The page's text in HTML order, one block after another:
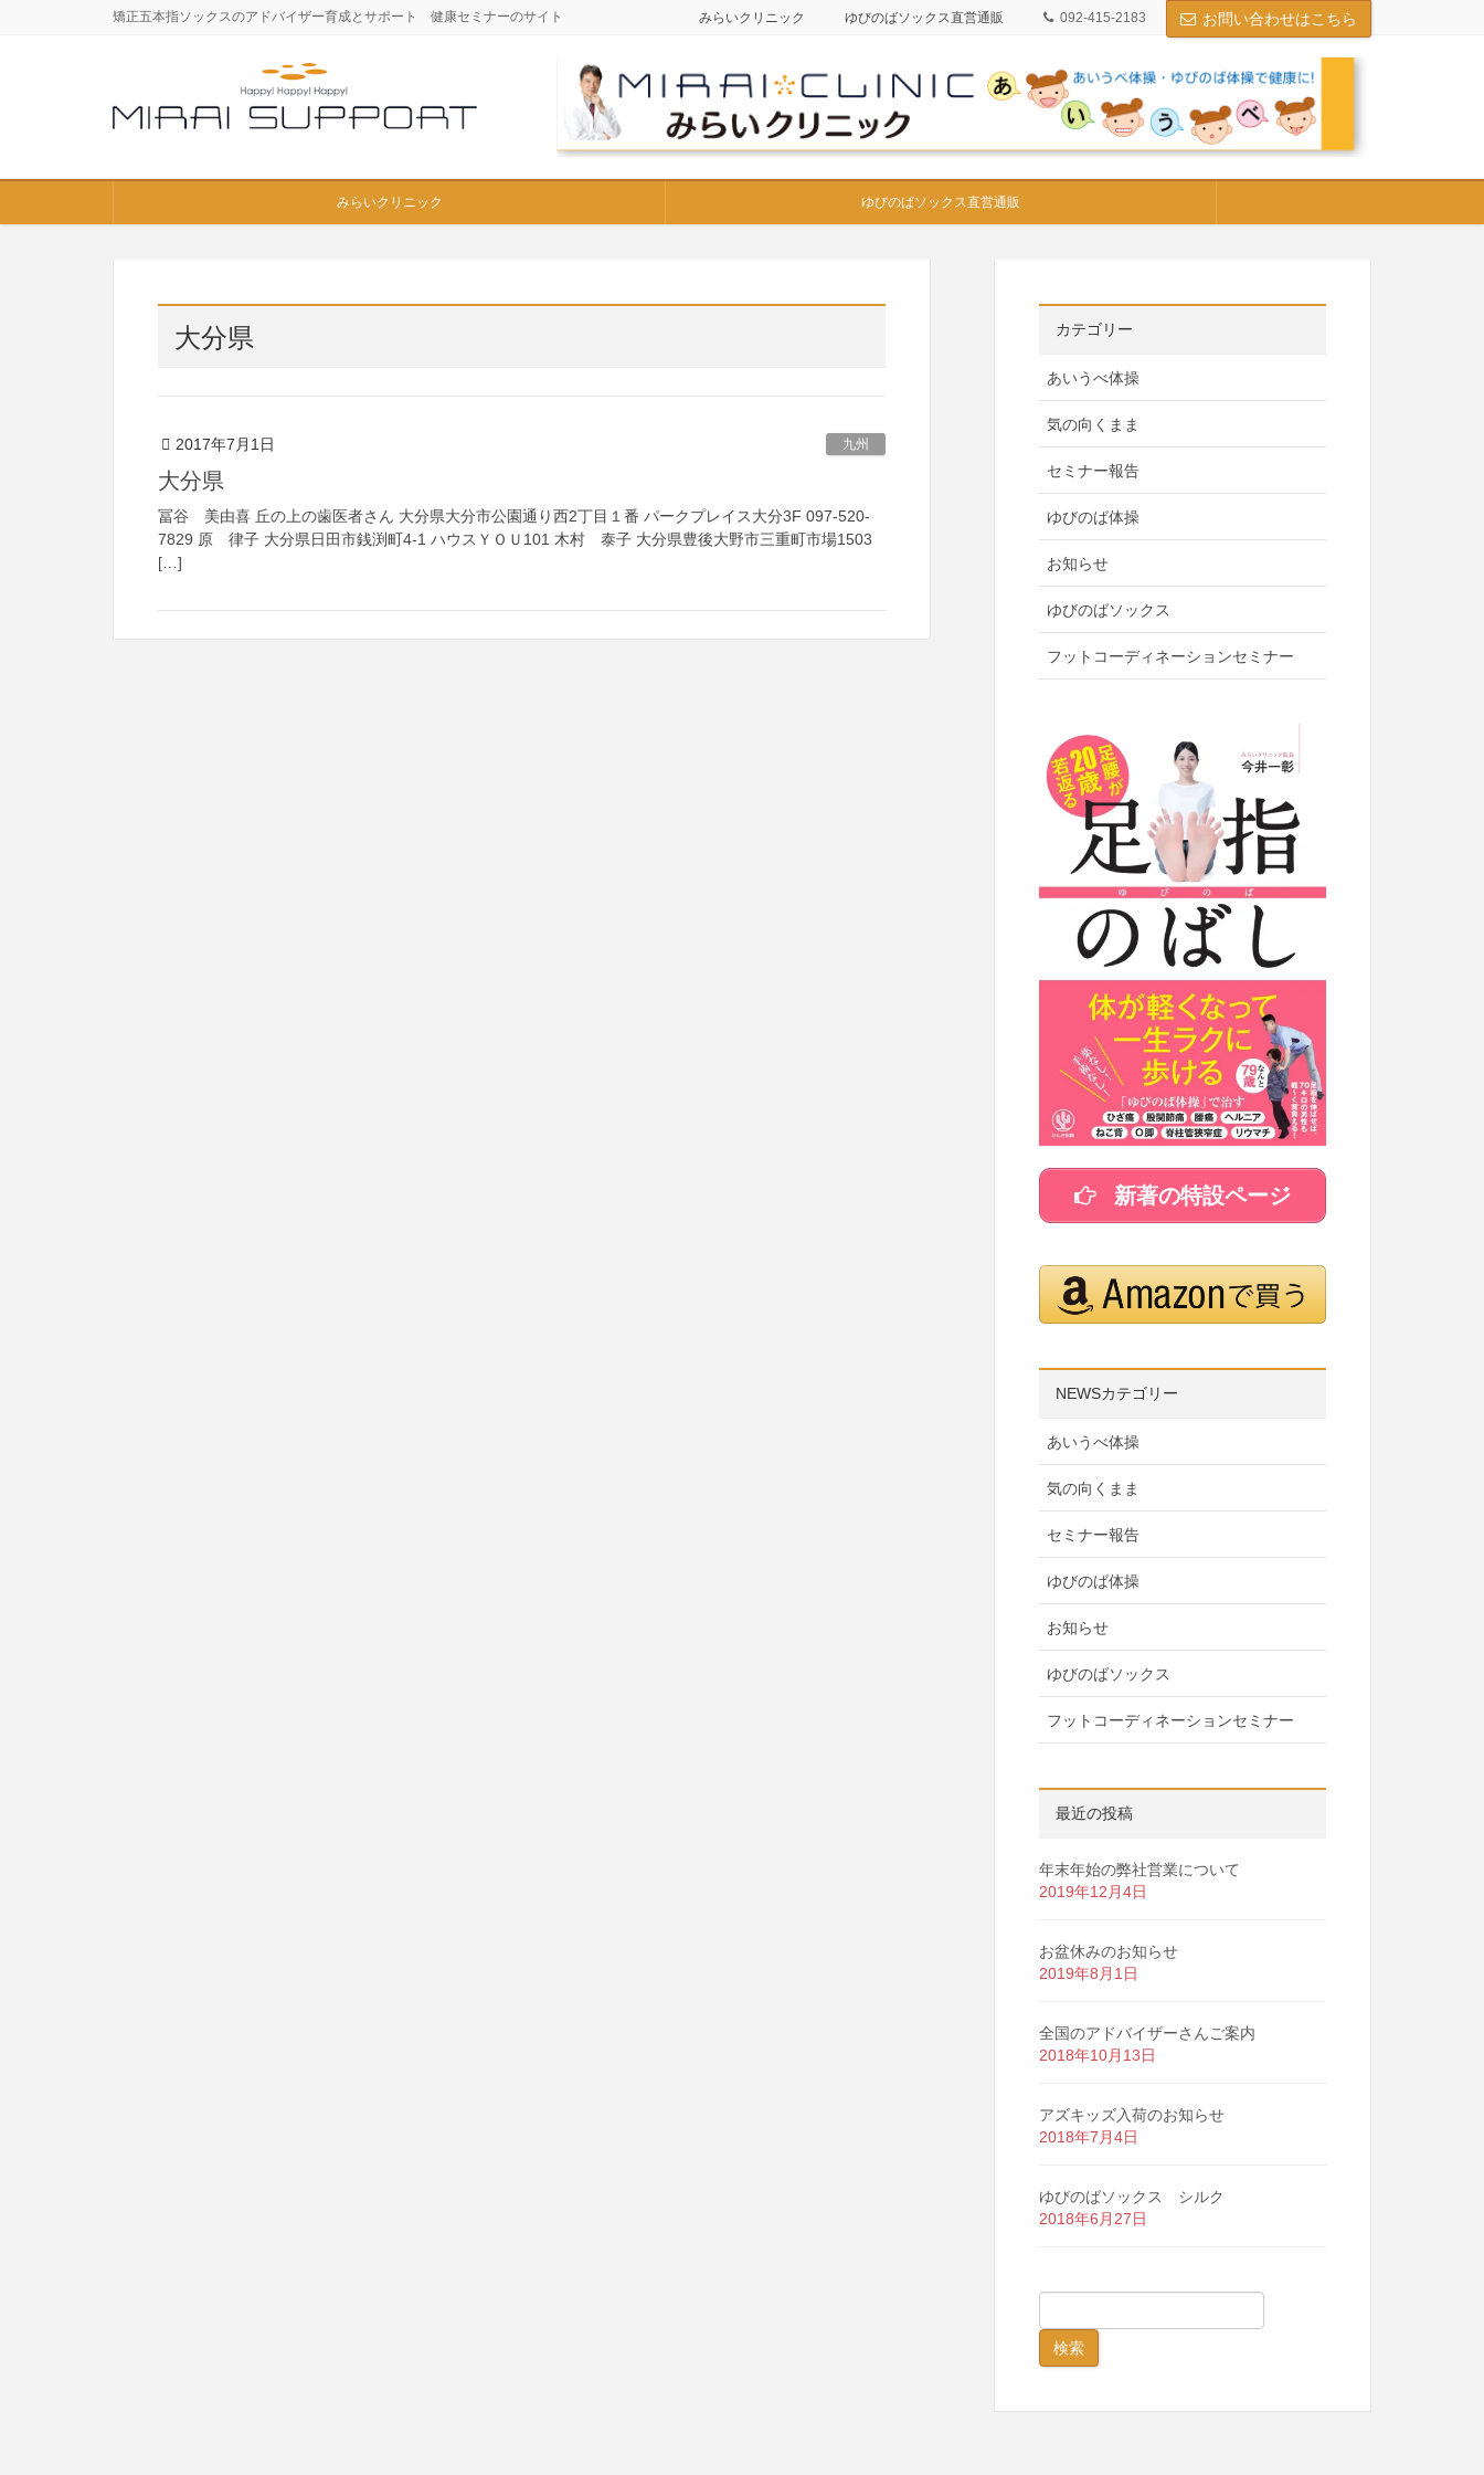
矯正五本指ソックスのアドバイザー育成とサポート 健康セミナーのサイト みらいクリニック ゆびのばソックス直営通販 092-415-2183 お問い合わせはこちら
みらいクリニック ゆびのばソックス直営通販
大分県
2017年7月1日 九州
大分県
冨谷 美由喜 丘の上の歯医者さん 大分県大分市公園通り西2丁目１番 パークプレイス大分3F 097-520-
7829 原 律子 大分県日田市銭渕町4-1 ハウスＹＯＵ101 木村 泰子 大分県豊後大野市三重町市場1503
[…]
カテゴリー
あいうべ体操
気の向くまま
セミナー報告
ゆびのば体操
お知らせ
ゆびのばソックス
フットコーディネーションセミナー
新著の特設ページ
NEWSカテゴリー
あいうべ体操
気の向くまま
セミナー報告
ゆびのば体操
お知らせ
ゆびのばソックス
フットコーディネーションセミナー
最近の投稿
年末年始の弊社営業について
2019年12月4日
お盆休みのお知らせ
2019年8月1日
全国のアドバイザーさんご案内
2018年10月13日
アズキッズ入荷のお知らせ
2018年7月4日
ゆびのばソックス シルク
2018年6月27日